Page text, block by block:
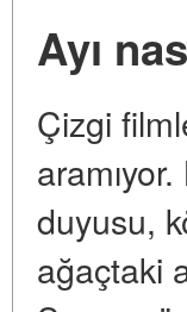
Ayı
Çizgi
duyusu,
ağaçtaki